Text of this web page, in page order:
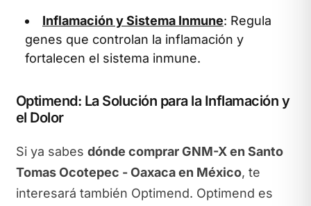
Inflamación y Sistema Inmune: Regula
genes que controlan la inflamación y
fortalecen el sistema inmune.
Optimend: La Solución para la Inflamación y
el Dolor
Si ya sabes dónde comprar GNM-X en Santo
Tomas Ocotepec - Oaxaca en México, te
interesará también Optimend. Optimend es